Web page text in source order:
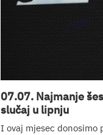
07.07. Najmanje
slučaj u lipnju
I ovaj mjesec donosimo